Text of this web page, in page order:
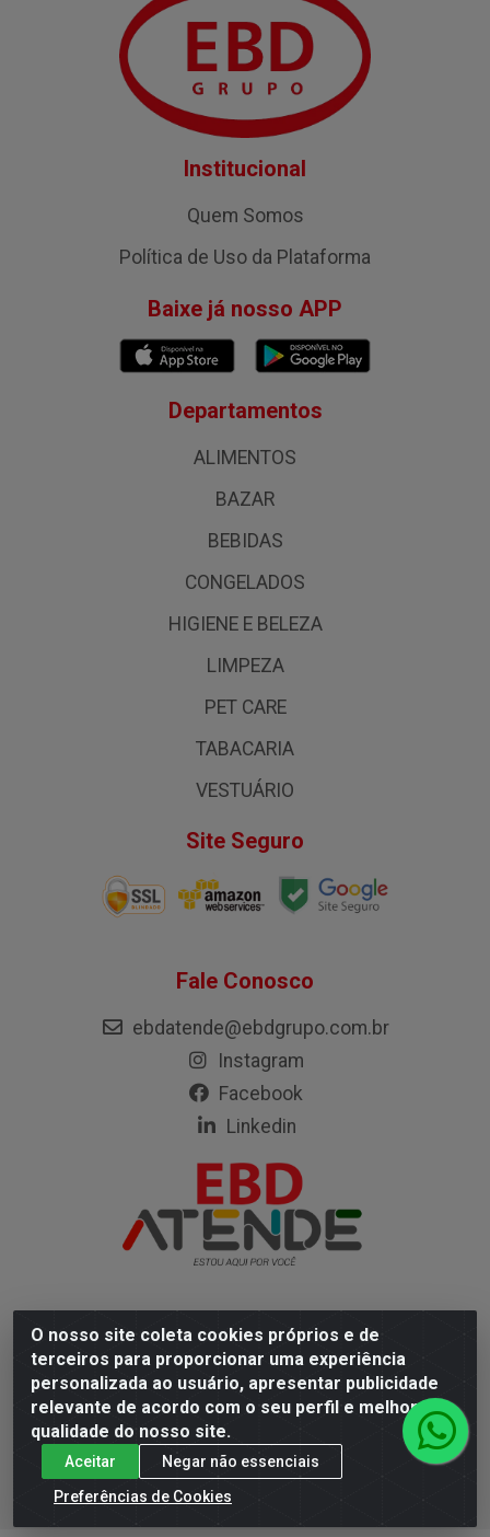
O nosso site coleta cookies próprios e de
terceiros para proporcionar uma experiência
personalizada ao usuário, apresentar publicidade
relevante de acordo com o seu perfil e melhorar a
qualidade do nosso site.
Aceitar
Negar não essenciais
Preferências de Cookies
Institucional
Quem Somos
Política de Uso da Plataforma
Baixe já nosso APP
Departamentos
ALIMENTOS
BAZAR
BEBIDAS
CONGELADOS
HIGIENE E BELEZA
LIMPEZA
PET CARE
TABACARIA
VESTUÁRIO
Site Seguro
Fale Conosco
ebdatende@ebdgrupo.com.br
Instagram
Facebook
Linkedin
Empresa Brasileira de Distribuição LTDA - Rodovia Mário
Covas, 472 - Coqueiro, Ananindeua/PA - CEP 67113-330
- CNPJ 05.402.904/0001-67